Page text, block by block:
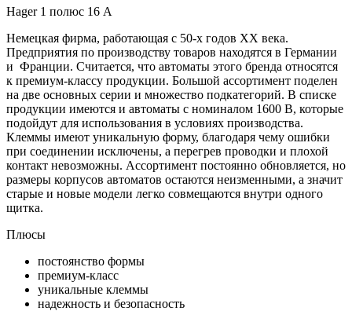
Hager 1 полюс 16 A
Немецкая фирма, работающая с 50-х годов ХХ века.
Предприятия по производству товаров находятся в Германии
и Франции. Считается, что автоматы этого бренда относятся
к премиум-классу продукции. Большой ассортимент поделен
на две основных серии и множество подкатегорий. В списке
продукции имеются и автоматы с номиналом 1600 В, которые
подойдут для использования в условиях производства.
Клеммы имеют уникальную форму, благодаря чему ошибки
при соединении исключены, а перегрев проводки и плохой
контакт невозможны. Ассортимент постоянно обновляется, но
размеры корпусов автоматов остаются неизменными, а значит
старые и новые модели легко совмещаются внутри одного
щитка.
Плюсы
постоянство формы
премиум-класс
уникальные клеммы
надежность и безопасность